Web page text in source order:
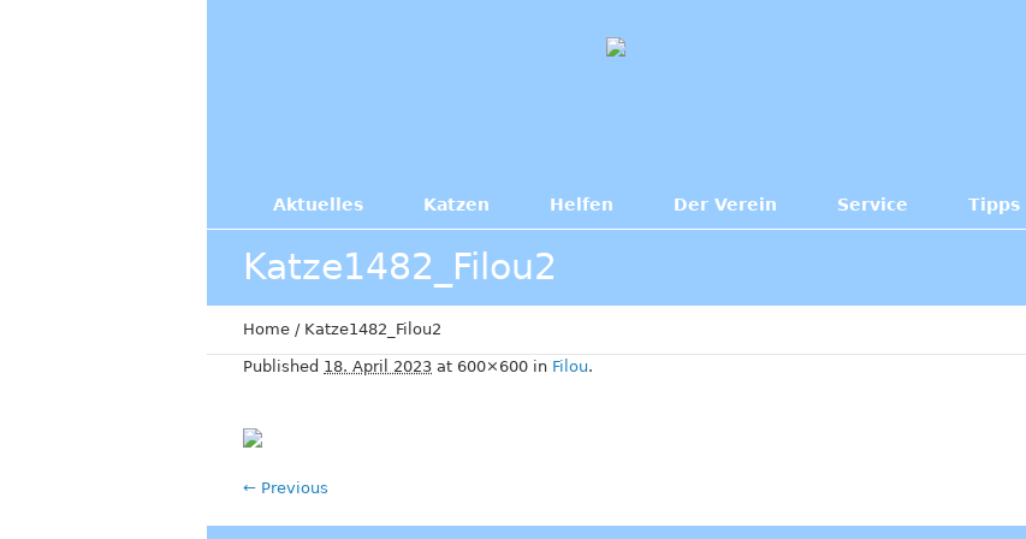
Aktuelles Katzen Helfen Der Verein Service Tipps
Katze1482_Filou2
Home / Katze1482_Filou2
Published 18. April 2023 at 600×600 in Filou.
← Previous